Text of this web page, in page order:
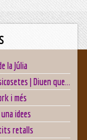
la Júlia
| Diuen que...
i més
idees
retalls